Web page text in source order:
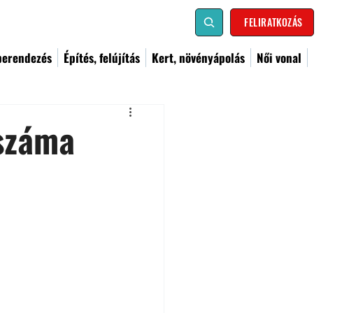
FELIRATKOZÁS
Építés, felújítás Kert, növényápolás
Női vonal